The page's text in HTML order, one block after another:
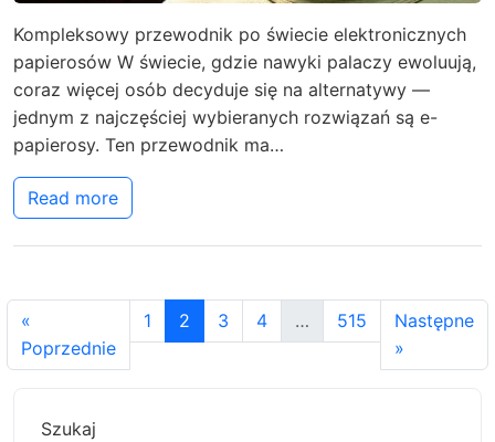
Kompleksowy przewodnik po świecie elektronicznych
papierosów W świecie, gdzie nawyki palaczy ewoluują,
coraz więcej osób decyduje się na alternatywy —
jednym z najczęściej wybieranych rozwiązań są e-
papierosy. Ten przewodnik ma…
Read more
«
Poprzednie
1 2 3 4 … 515
Następne
»
Szukaj